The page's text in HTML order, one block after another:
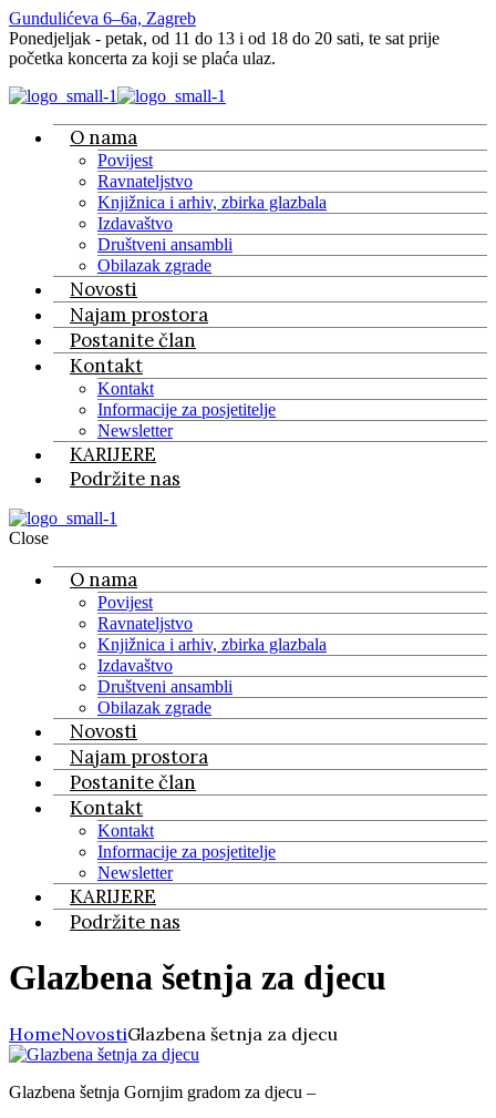
Gundulićeva 6–6a, Zagreb
Ponedjeljak - petak, od 11 do 13 i od 18 do 20 sati, te sat prije
početka koncerta za koji se plaća ulaz.
O nama
Povijest
Ravnateljstvo
Knjižnica i arhiv, zbirka glazbala
Izdavaštvo
Društveni ansambli
Obilazak zgrade
Novosti
Najam prostora
Postanite član
Kontakt
Kontakt
Informacije za posjetitelje
Newsletter
KARIJERE
Podržite nas
Close
O nama
Povijest
Ravnateljstvo
Knjižnica i arhiv, zbirka glazbala
Izdavaštvo
Društveni ansambli
Obilazak zgrade
Novosti
Najam prostora
Postanite član
Kontakt
Kontakt
Informacije za posjetitelje
Newsletter
KARIJERE
Podržite nas
Glazbena šetnja za djecu
HomeNovostiGlazbena šetnja za djecu
Glazbena šetnja Gornjim gradom za djecu –